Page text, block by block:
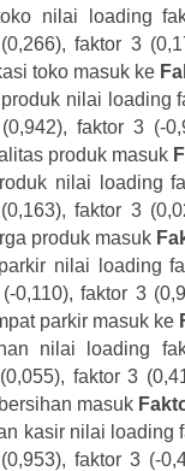
nilai loading
faktor 3
toko masuk ke
nilai loading
faktor 3 (-
produk masuk
nilai loading
faktor 3
produk masuk
nilai loading
0,110), faktor 3
parkir masuk ke
nilai loading
faktor 3
masuk
kasir nilai loading
faktor 3 (-